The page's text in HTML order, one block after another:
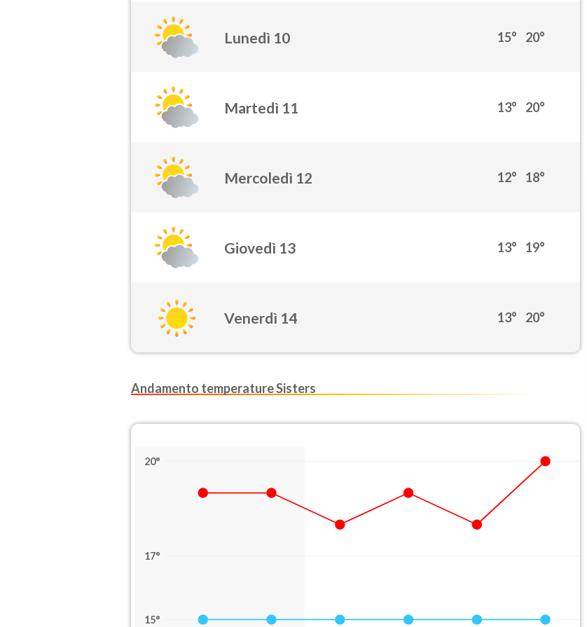
Lunedì 10 15° 20°
Martedì 11 13° 20°
Mercoledì 12 12° 18°
Giovedì 13 13° 19°
Venerdì 14 13° 20°
Andamento temperature Sisters
20°
17°
15°